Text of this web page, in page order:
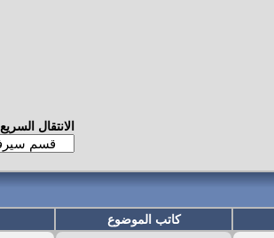
الانتقال السريع
كاتب الموضوع